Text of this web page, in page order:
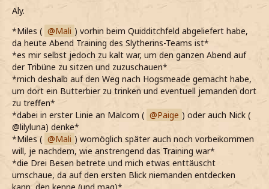
Aly.
*Miles (
Mali ) vorhin beim Quidditchfeld abgeliefert habe,
da heute Abend Training des Slytherins-Teams ist*
*es mir selbst jedoch zu kalt war, um den ganzen Abend auf
der Tribüne zu sitzen und zuzuschauen*
*mich deshalb auf den Weg nach Hogsmeade gemacht habe,
um dort ein Butterbier zu trinken und eventuell jemanden dort
zu treffen*
*dabei in erster Linie an Malcom (
Paige ) oder auch Nick (
@lilyluna) denke*
*Miles (
Mali ) womöglich später auch noch vorbeikommen
will, je nachdem, wie anstrengend das Training war*
*die Drei Besen betrete und mich etwas enttäuscht
umschaue, da auf den ersten Blick niemanden entdecken